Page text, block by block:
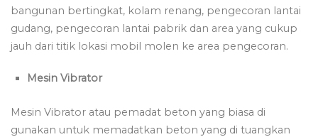
bangunan bertingkat, kolam renang, pengecoran lantai
gudang, pengecoran lantai pabrik dan area yang cukup
jauh dari titik lokasi mobil molen ke area pengecoran.
Mesin Vibrator
Mesin Vibrator atau pemadat beton yang biasa di
gunakan untuk memadatkan beton yang di tuangkan